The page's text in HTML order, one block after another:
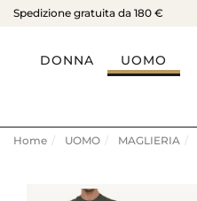
Spedizione gratuita da 180 €
DONNA UOMO
Home UOMO MAGLIERIA